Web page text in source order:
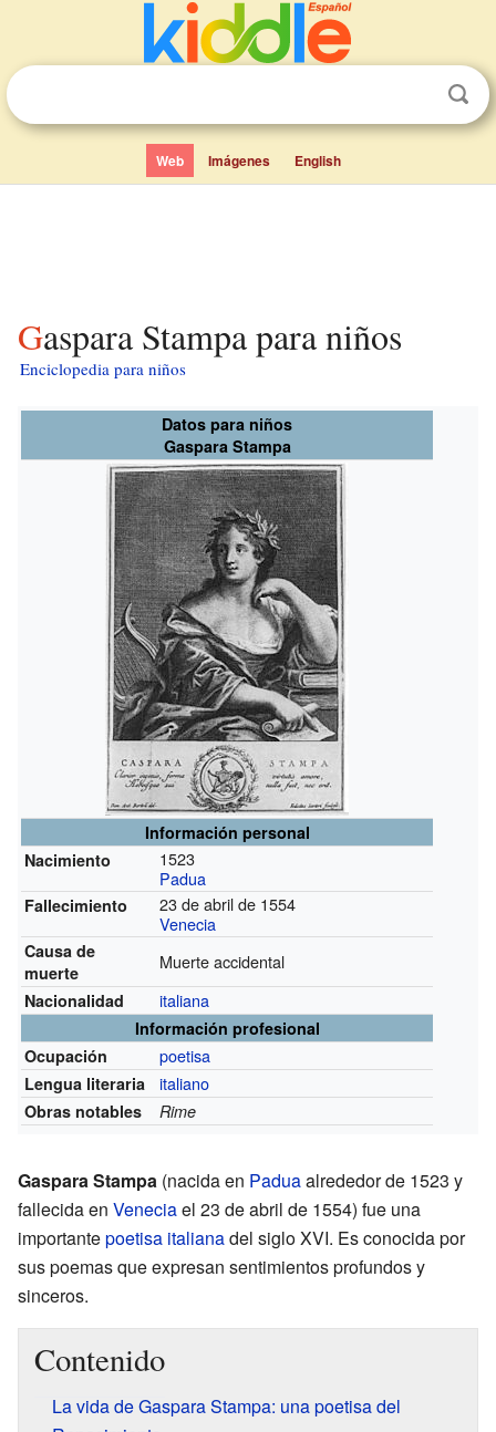
Web Imágenes English
Gaspara Stampa para niños
Enciclopedia para niños
Datos para niños
Gaspara Stampa
Información personal
Nacimiento
1523
Padua
Fallecimiento
23 de abril de 1554
Venecia
Causa de
muerte
Muerte accidental
Nacionalidad italiana
Información profesional
Ocupación
poetisa
Lengua literaria italiano
Obras notables Rime
Gaspara Stampa (nacida en Paduaalrededor de 1523 y
fallecida en Veneciael 23 de abril de 1554) fue una
importantepoetisa italianadel siglo XVI. Es conocida por
sus poemas que expresan sentimientos profundos y
sinceros.
Contenido
La vida de Gaspara Stampa: una poetisa del